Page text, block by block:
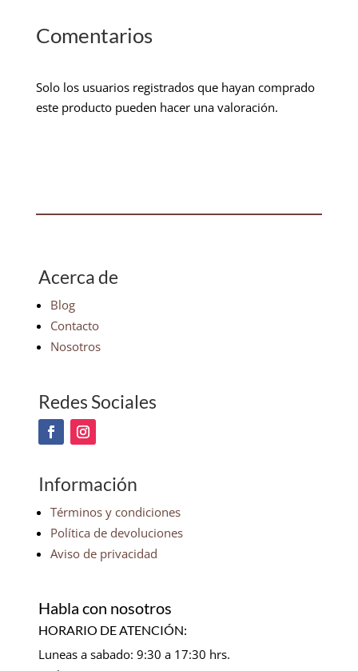
Comentarios
Solo los usuarios registrados que hayan comprado
este producto pueden hacer una valoración.
Acerca de
Blog
Contacto
Nosotros
Redes Sociales
Información
Términos y condiciones
Política de devoluciones
Aviso de privacidad
Habla con nosotros
HORARIO DE ATENCIÓN:
Luneas a sabado: 9:30 a 17:30 hrs.